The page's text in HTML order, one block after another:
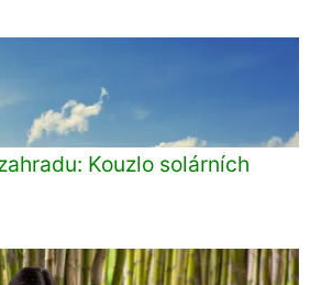
Kouzlo solárních